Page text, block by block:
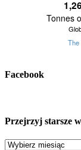
Facebook
Przejrzyj starsze
Przejrzyj